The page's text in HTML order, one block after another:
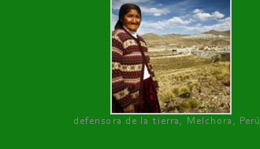
defensora de la tierra, Melchora, Perú